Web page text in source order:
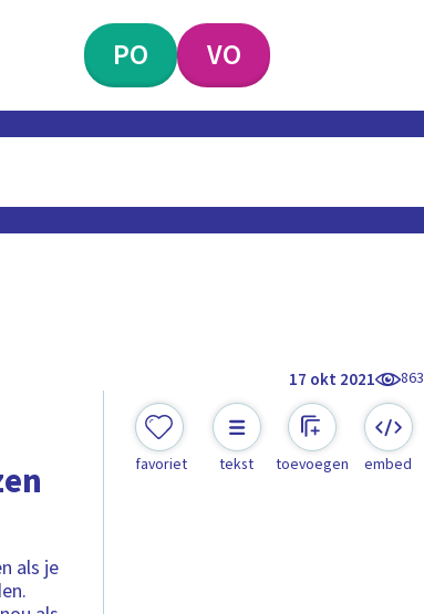
PO VO
17 okt 2021 863
als je
favoriet tekst toevoegen embed